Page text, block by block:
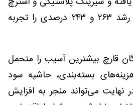
بسته‌بندی نیز به‌ترتیب رشد ۲۶۳ و ۲۴۳ درصدی را تجربه
قارچ بیشترین آسیب را متحمل
بسته‌بندی، حاشیه سود
نهایت می‌تواند منجر به افزایش